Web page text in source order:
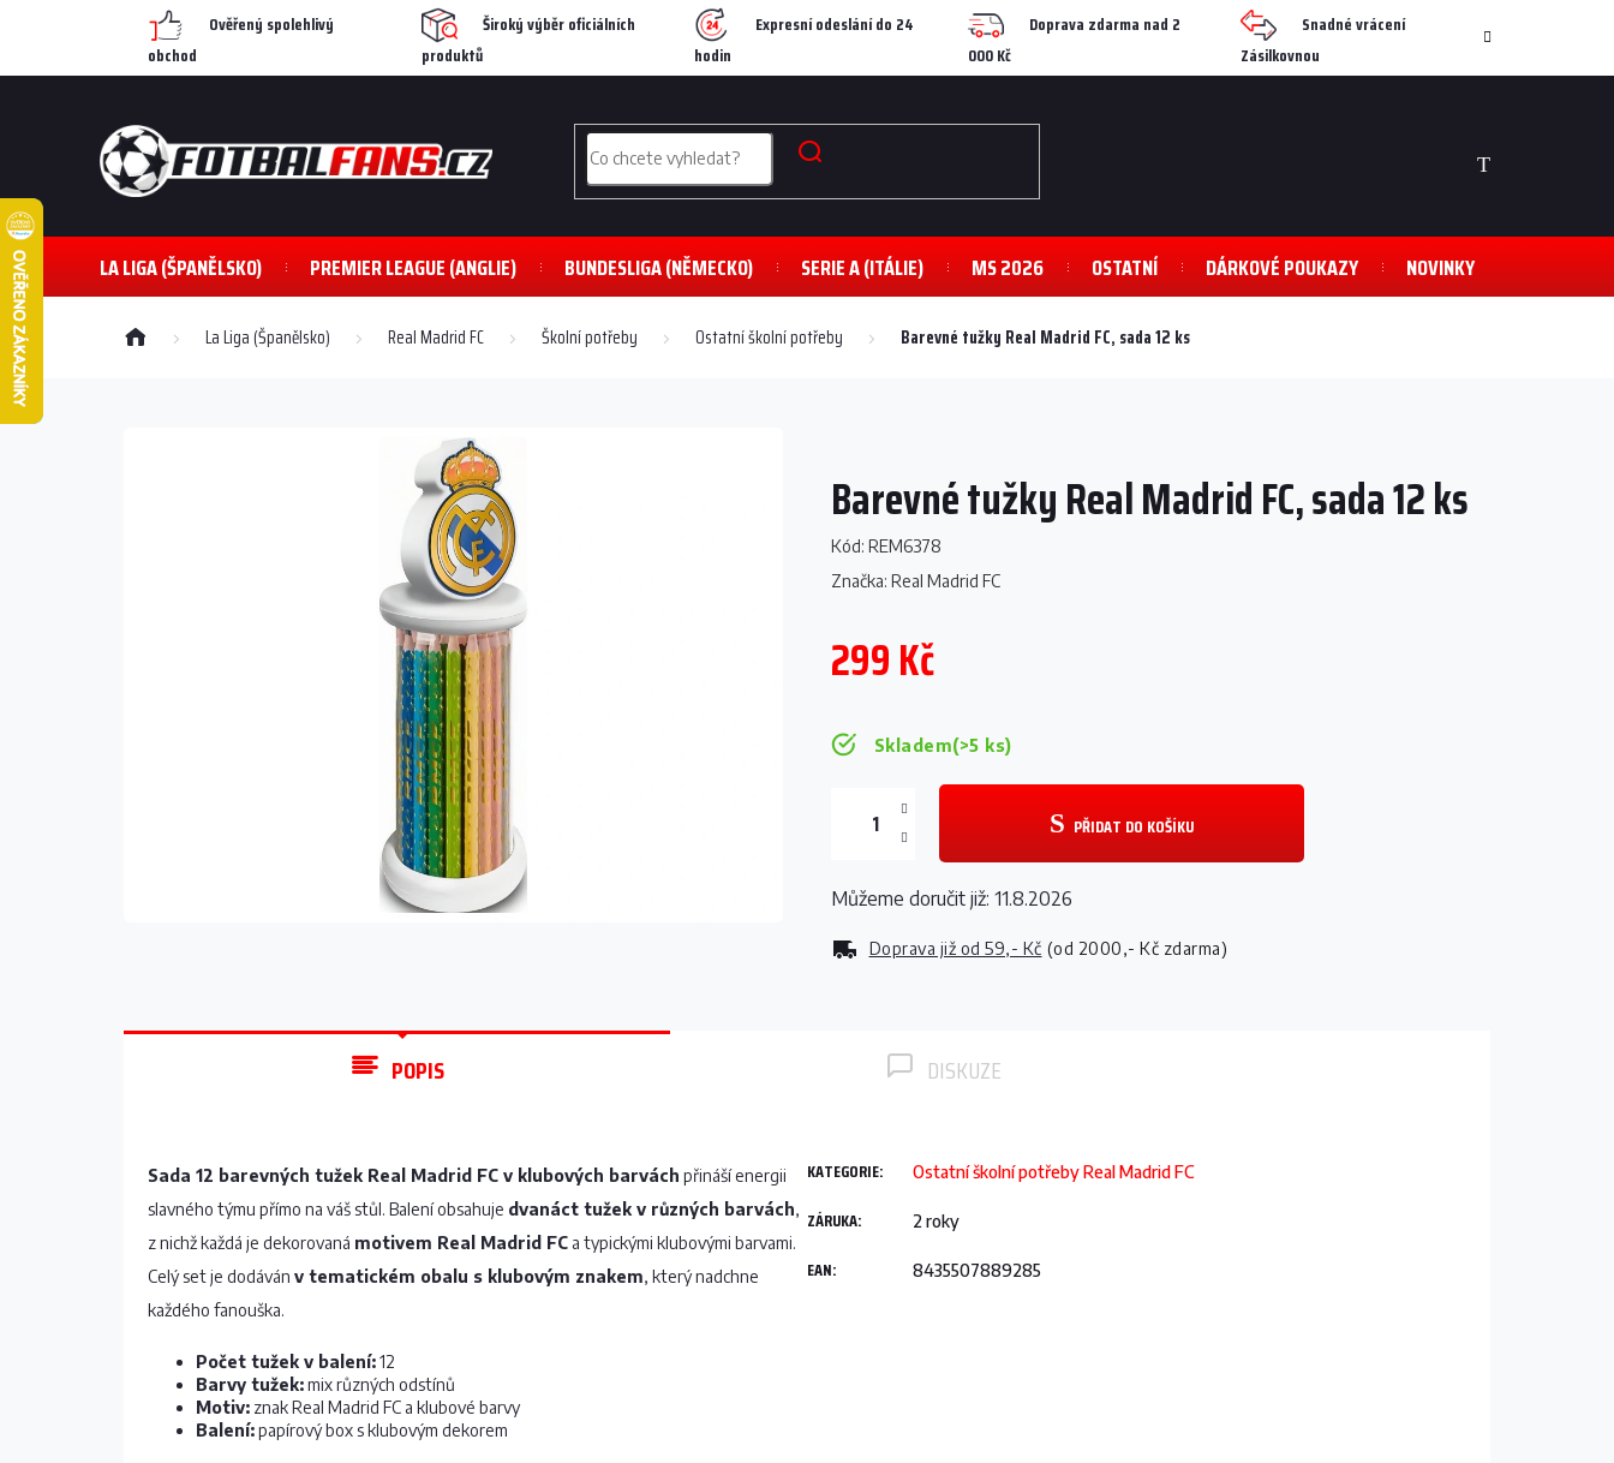
Ověřený spolehlivý
obchod
Široký výběr oficiálních
produktů
Expresní odeslání do 24
hodin
Doprava zdarma nad 2
000 Kč
Snadné vrácení
Zásilkovnou
NÁKUPNÍ
LA LIGA (ŠPANĚLSKO) PREMIER LEAGUE (ANGLIE) BUNDESLIGA (NĚMECKO) SERIE A (ITÁLIE) MS 2026 OSTATNÍ DÁRKOVÉ POUKAZY NOVINKY
Domů La Liga (Španělsko) Real Madrid FC Školní potřeby Ostatní školní potřeby Barevné tužky Real Madrid FC, sada 12 ks
Barevné tužky Real Madrid FC, sada 12 ks
Kód: REM6378
Značka: Real Madrid FC
299 Kč
Skladem(>5 ks)
Doprava již od 59,- Kč (od 2000,- Kč zdarma)
PŘIDAT DO KOŠÍKU
Můžeme doručit již: 11.8.2026
POPIS DISKUZE
Sada 12 barevných tužek Real Madrid FC v klubových barvách přináší energii
slavného týmu přímo na váš stůl. Balení obsahuje dvanáct tužek v různých barvách,
z nichž každá je dekorovaná motivem Real Madrid FC a typickými klubovými barvami.
Celý set je dodáván v tematickém obalu s klubovým znakem, který nadchne
každého fanouška.
Počet tužek v balení:12
Barvy tužek:mix různých odstínů
Motiv: znak Real Madrid FC a klubové barvy
Balení:papírový box s klubovým dekorem
KATEGORIE: Ostatní školní potřeby Real Madrid FC
ZÁRUKA: 2 roky
EAN: 8435507889285